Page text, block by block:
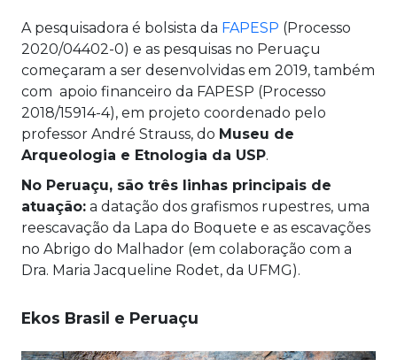
A pesquisadora é bolsista da FAPESP (Processo
2020/04402-0) e as pesquisas no Peruaçu
começaram a ser desenvolvidas em 2019, também
com apoio financeiro da FAPESP (Processo
2018/15914-4), em projeto coordenado pelo
professor André Strauss, do Museu de
Arqueologia e Etnologia da USP.
No Peruaçu, são três linhas principais de
atuação: a datação dos grafismos rupestres, uma
reescavação da Lapa do Boquete e as escavações
no Abrigo do Malhador (em colaboração com a
Dra. Maria Jacqueline Rodet, da UFMG).
Ekos Brasil e Peruaçu